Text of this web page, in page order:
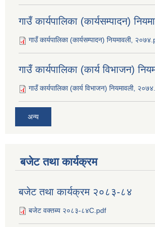
गाउँ कार्यपालिका (कार्यसम्पादन)
गाउँ कार्यपालिका (कार्यसम्पादन) नियमावली,
गाउँ कार्यपालिका (कार्य विभाजन)
गाउँ कार्यपालिका (कार्य विभाजन) नियमावली,
अन्य
बजेट तथा कार्यक्रम
बजेट तथा कार्यक्रम २०८३-८४
बजेट वक्तब्य २०८३-८४C.pdf